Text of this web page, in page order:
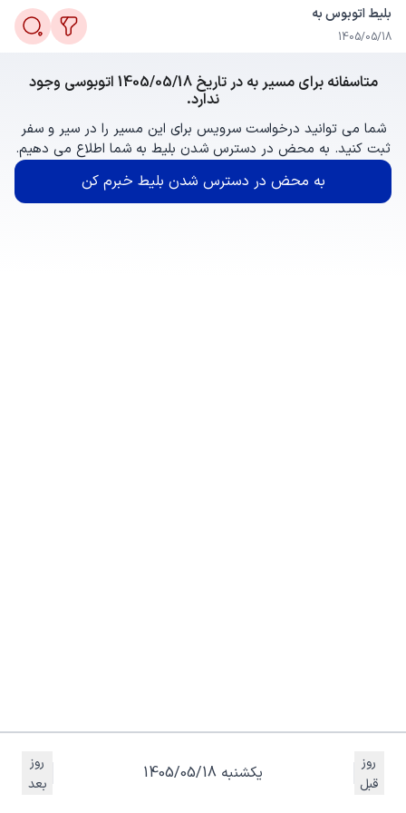
بلیط اتوبوس به
1405/05/18
متاسفانه برای مسیر به در تاریخ 1405/05/18 اتوبوسی وجود
ندارد.
شما می توانید درخواست سرویس برای این مسیر را در سیر و سفر
ثبت کنید. به محض در دسترس شدن بلیط به شما اطلاع می دهیم.
به محض در دسترس شدن بلیط خبرم کن
روز
قبل
یکشنبه 1405/05/18
روز
بعد